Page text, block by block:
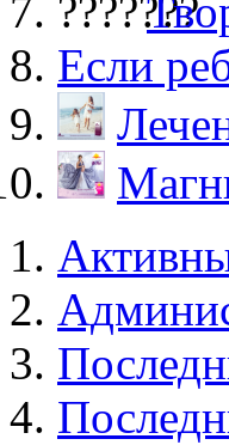
Если